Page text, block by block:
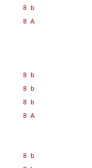
8 b
8 A
8 b
8 b
8 b
8 A
8 b